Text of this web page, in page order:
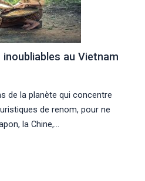
au Vietnam
de la planète qui concentre
de renom, pour ne
la Chine,…